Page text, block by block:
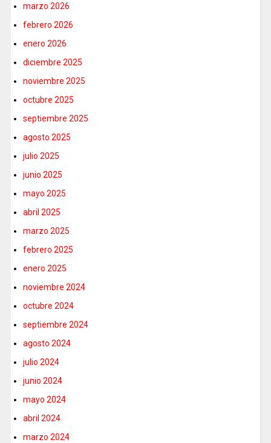
marzo 2026
febrero 2026
enero 2026
diciembre 2025
noviembre 2025
octubre 2025
septiembre 2025
agosto 2025
julio 2025
junio 2025
mayo 2025
abril 2025
marzo 2025
febrero 2025
enero 2025
noviembre 2024
octubre 2024
septiembre 2024
agosto 2024
julio 2024
junio 2024
mayo 2024
abril 2024
marzo 2024